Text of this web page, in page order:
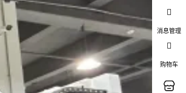
消息管理
购物车